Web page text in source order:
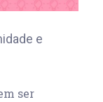
e
ser